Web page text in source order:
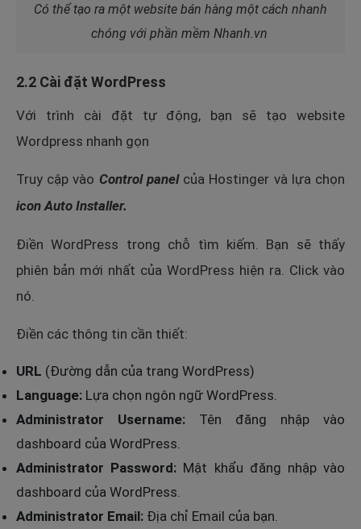
Có thể tạo ra một website bán hàng một cách nhanh
chóng với phần mềm Nhanh.vn
2.2 Cài đặt WordPress
Với trình cài đặt tự động, bạn sẽ tạo website
Wordpress nhanh gọn
Truy cập vào Control panelcủa Hostinger và lựa chọn
icon Auto Installer.
Điền WordPress trong chỗ tìm kiếm. Bạn sẽ thấy
phiên bản mới nhất của WordPress hiện ra. Click vào
nó.
Điền các thông tin cần thiết:
URL (Đường dẫn của trang WordPress)
Language: Lựa chọn ngôn ngữ WordPress.
Administrator Username: Tên đăng nhập vào
dashboard của WordPress.
Administrator Password: Mật khẩu đăng nhập vào
dashboard của WordPress.
Administrator Email: Địa chỉ Email của bạn.